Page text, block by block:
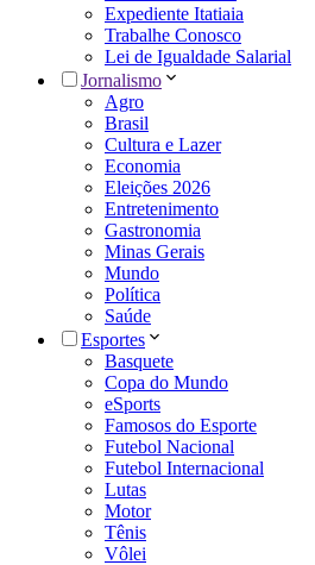
Expediente Itatiaia
Trabalhe Conosco
Lei de Igualdade Salarial
Jornalismo
Agro
Brasil
Cultura e Lazer
Economia
Eleições 2026
Entretenimento
Gastronomia
Minas Gerais
Mundo
Política
Saúde
Esportes
Basquete
Copa do Mundo
eSports
Famosos do Esporte
Futebol Nacional
Futebol Internacional
Lutas
Motor
Tênis
Vôlei